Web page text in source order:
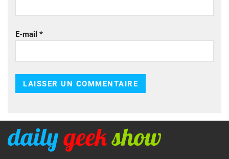
E-mail *